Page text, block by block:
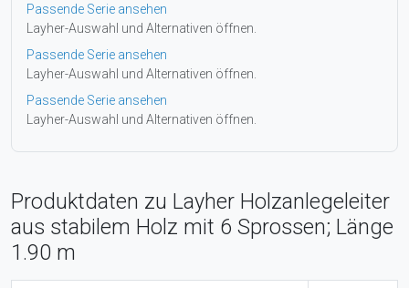
Passende Serie ansehen
Layher-Auswahl und Alternativen öffnen.
Passende Serie ansehen
Layher-Auswahl und Alternativen öffnen.
Passende Serie ansehen
Layher-Auswahl und Alternativen öffnen.
Produktdaten zu Layher Holzanlegeleiter
aus stabilem Holz mit 6 Sprossen; Länge
1.90 m